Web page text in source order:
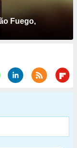
Fuego,